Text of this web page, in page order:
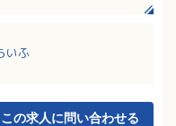
あり、長くご活躍いた
いふ
この求人に問い合わせる